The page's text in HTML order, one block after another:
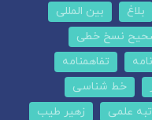
بلاغ
بین المللی
نسخ خطی
تفاهمنامه
خط شناسی
علمی
زهیر طیب